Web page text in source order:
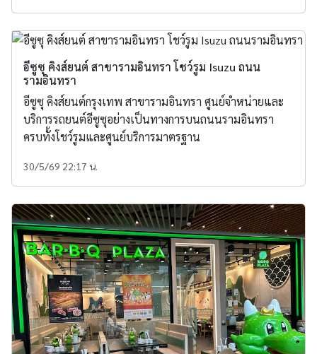
อีซูซุ คิงส์ยนต์ สาขารามอินทรา โชว์รูม Isuzu ถนน
รามอินทรา
อีซูซุ คิงส์ยนต์กรุงเทพ สาขารามอินทรา ศูนย์จำหน่ายและ
บริการรถยนต์อีซูซุอย่างเป็นทางการบนถนนรามอินทรา
ครบทั้งโชว์รูมและศูนย์บริการมาตรฐาน
30/5/69 22:17 น.